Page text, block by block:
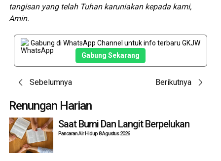
tangisan yang telah Tuhan karuniakan kepada kami,
Amin.
Gabung di WhatsApp Channel untuk info terbaru GKJW
Gabung Sekarang
Post
navigation
Sebelumnya Berikutnya
Renungan Harian
Saat Bumi Dan Langit Berpelukan
Pancaran Air Hidup 8 Agustus 2026